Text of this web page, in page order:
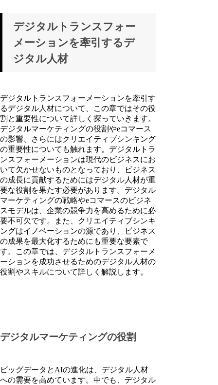
デジタルトランスフォー
メーションを牽引するデ
ジタル人材
デジタルトランスフォーメーションを牽引す
るデジタル人材について、この章ではその役
割と重要性について詳しく探っていきます。
デジタルマーケティングの役割やeコマース
の影響、さらにはクリエイティブシンキング
の重要性についても触れます。デジタルトラ
ンスフォーメーションは現代のビジネスにお
いて欠かせないものとなっており、ビジネス
の成長に貢献するためにはデジタル人材が重
要な役割を果たす必要があります。デジタル
マーケティングの戦略やeコマースのビジネ
スモデルは、企業の競争力を高めるために必
要不可欠です。また、クリエイティブシンキ
ングはイノベーションの源であり、ビジネス
の成果を最大化するためにも重要な要素で
す。この章では、デジタルトランスフォーメ
ーションを成功させるためのデジタル人材の
役割やスキルについて詳しく解説します。
デジタルマーケティングの役割
ビッグデータとAIの進化は、デジタル人材
への需要を高めています。中でも、デジタル